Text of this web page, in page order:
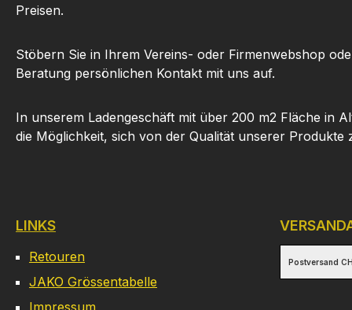
Preisen.
Stöbern Sie in Ihrem Vereins- oder Firmenwebshop
Beratung persönlichen Kontakt mit uns auf.
In unserem Ladengeschäft mit über 200 m2 Fläche in
die Möglichkeit, sich von der Qualität unserer Produkte
LINKS
Retouren
JAKO Grössentabelle
Impressum
Postversand